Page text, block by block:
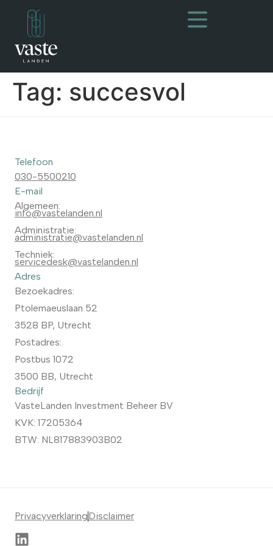
Tag: succesvol
Telefoon
030-5500210
E-mail
Algemeen:
info@vastelanden.nl
Administratie:
administratie@vastelanden.nl
Techniek:
servicedesk@vastelanden.nl
Adres
Bezoekadres:
Ptolemaeuslaan 52
3528 BP, Utrecht
Postadres:
Postbus 1072
3500 BB, Utrecht
Bedrijf
VasteLanden Investment Beheer BV
KVK: 17205364
BTW: NL817883903B02
PrivacyverklaringDisclaimer